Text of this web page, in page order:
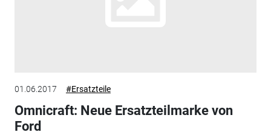
01.06.2017 #Ersatzteile
Omnicraft: Neue Ersatzteilmarke von
Ford